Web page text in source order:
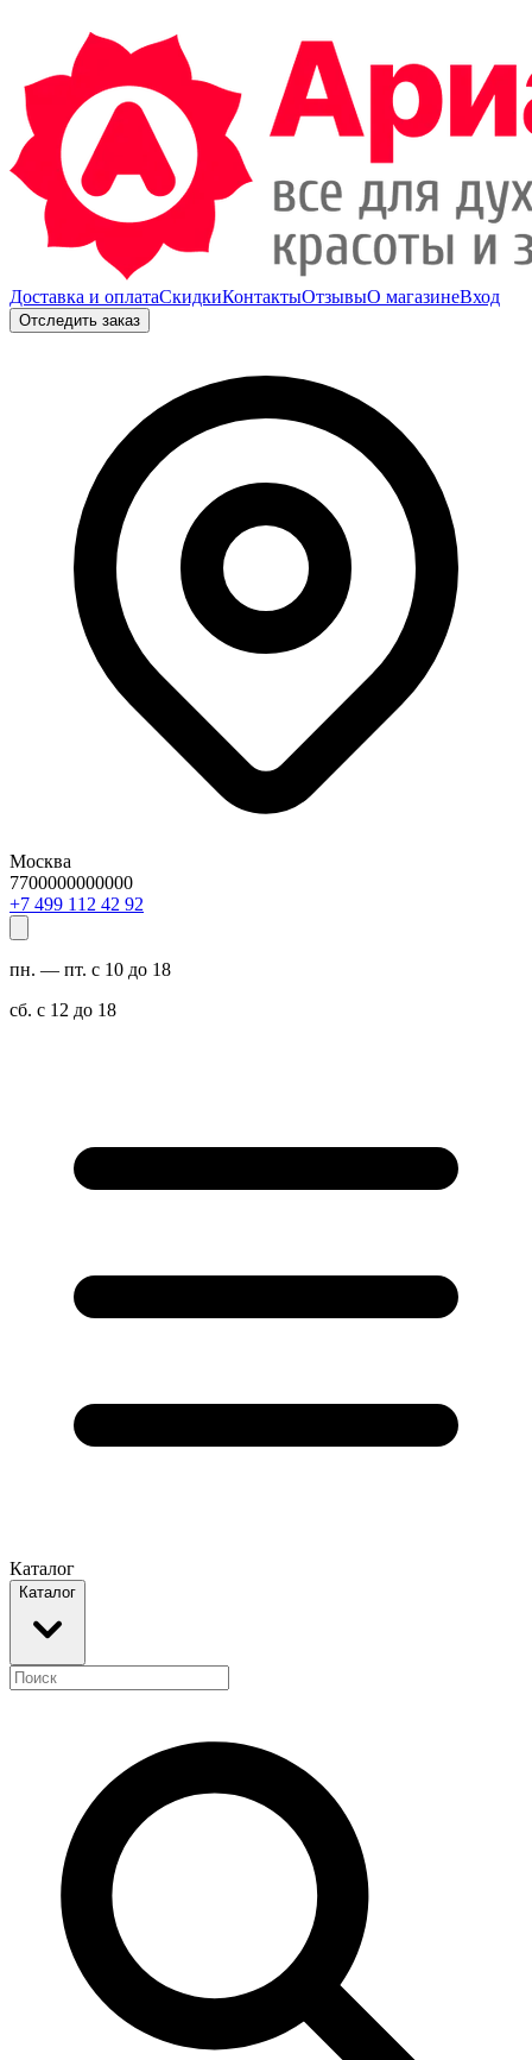
Доставка и оплатаСкидкиКонтактыОтзывыО магазинеВход
Отследить заказ
Москва
7700000000000
29 24 211 994 7+
пн. — пт. с 10 до 18
сб. с 12 до 18
Каталог
Каталог